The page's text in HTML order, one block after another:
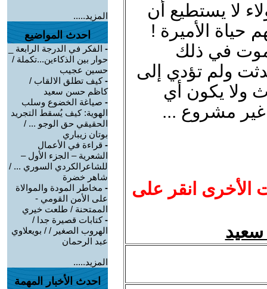
لا يستطيع أن
حياة الأميرة !
في ذلك
ولم تؤدي إلى
ولا يكون أي
مشروع ...
الأخرى انقر على
المزيد.....
احدث المواضيع
- الفكر في الدرجة الرابعة _
حوار بين الذكاءين...تكملة /
حسين عجيب
-كيف تطلق الالقاب /
كاظم حسن سعيد
- صياغة الخضوع وسلب
الهوية: كيف يُسقط التجريد
الحقيقي حق الوجو ... /
بوتان زيباري
- قراءة في الأعمال
الشعرية – الجزء الأول –
للشاعرالكردي السوري ... /
شاهر خضرة
- مخاطر المودة والموالاة
على الأمن القومي -
الممتحنة / طلعت خيري
-كتابات قصيرة جدا /
الهروب الصغير / / بويعلاوي
عبد الرحمان
المزيد.....
احدث الأخبار المهمة